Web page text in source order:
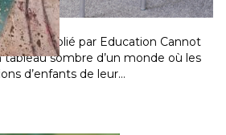
publié par Education Cannot
tableau sombre d’un monde où les
d’enfants de leur…